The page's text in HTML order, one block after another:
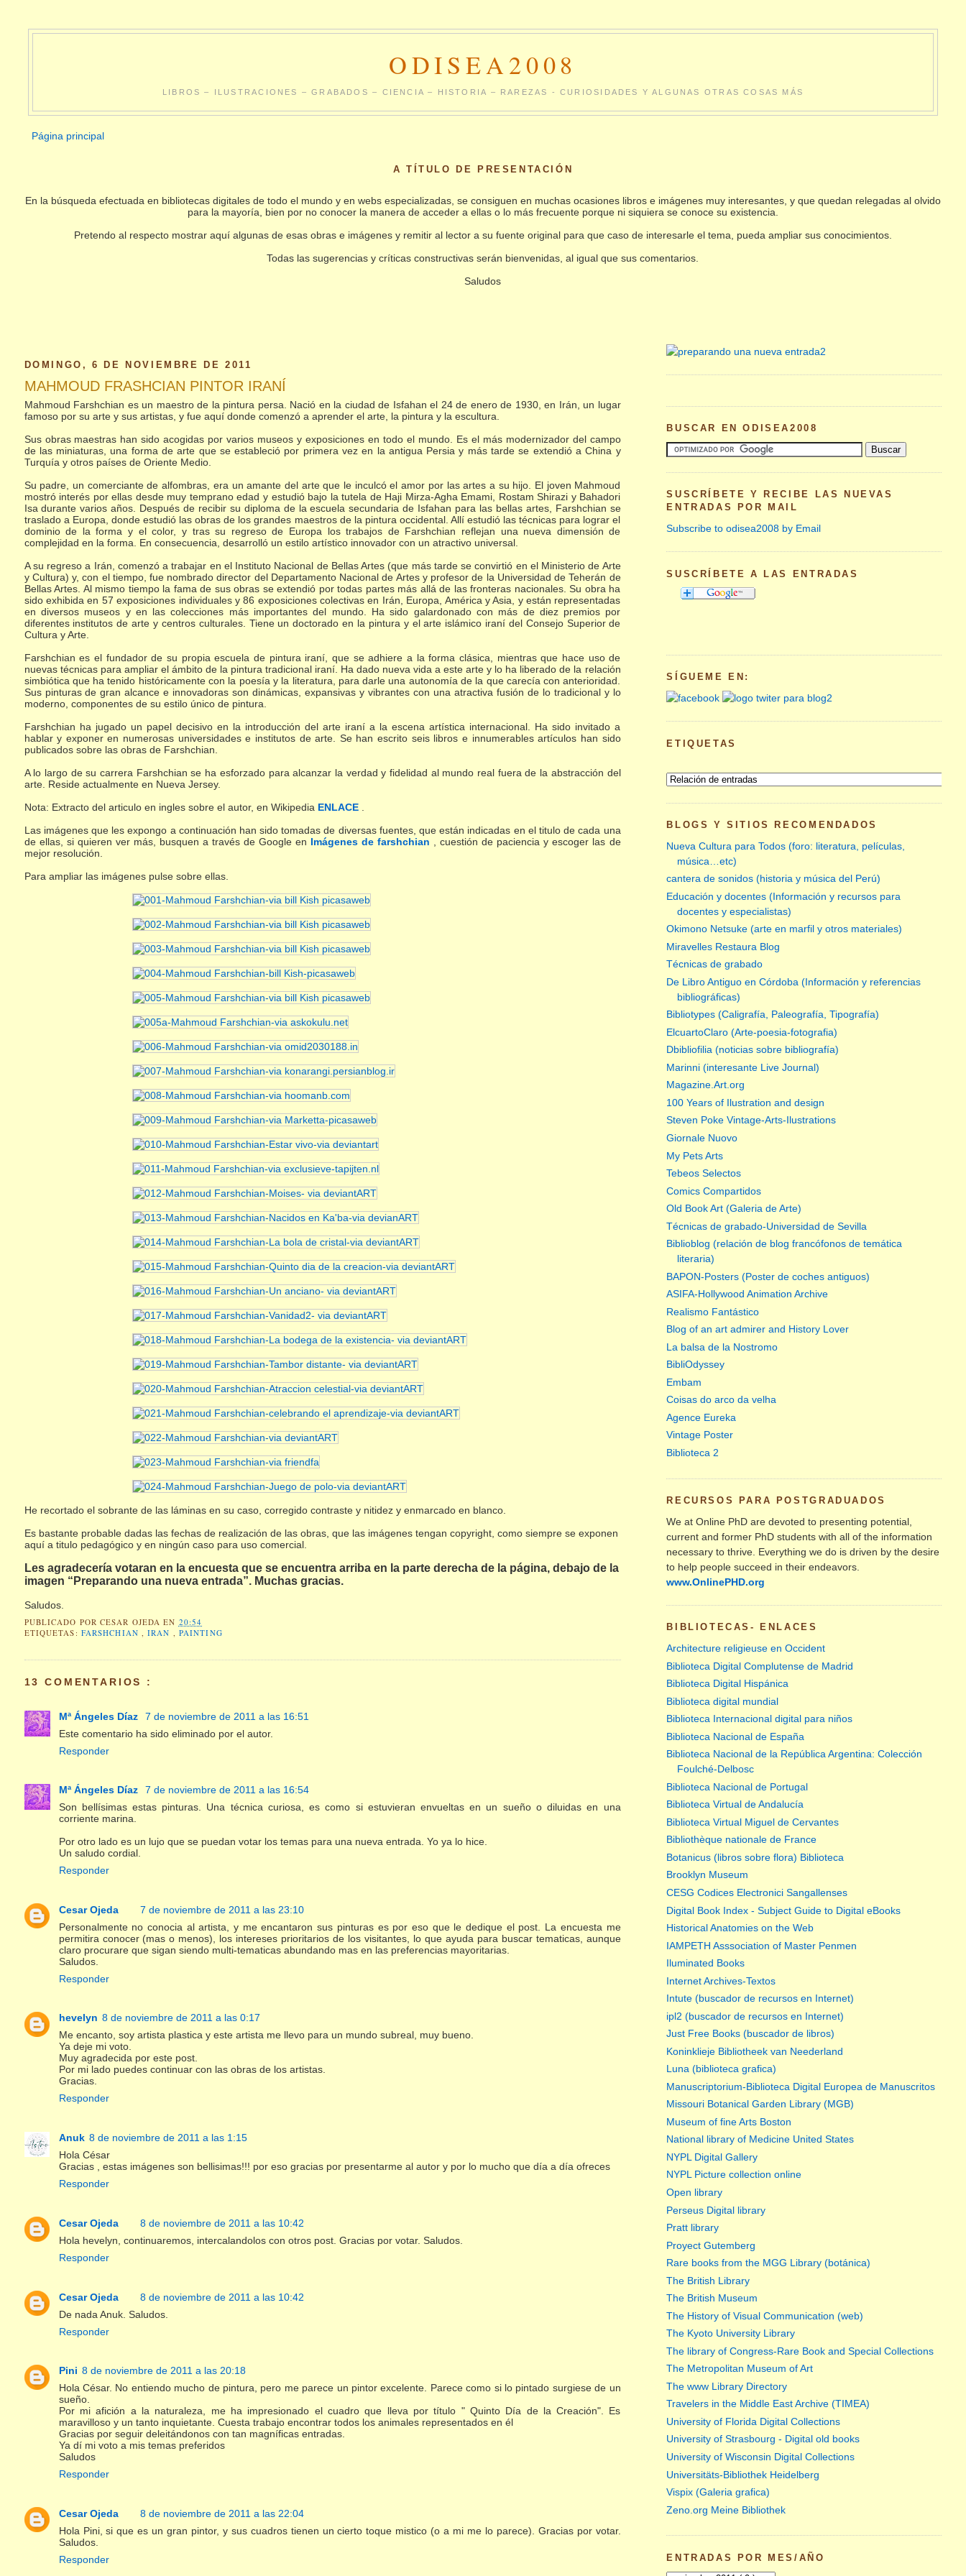
ODISEA2008
LIBROS – ILUSTRACIONES – GRABADOS – CIENCIA – HISTORIA – RAREZAS - CURIOSIDADES Y ALGUNAS OTRAS COSAS MÁS
Página principal
A TÍTULO DE PRESENTACIÓN
En la búsqueda efectuada en bibliotecas digitales de todo el mundo y en webs especializadas, se consiguen en muchas ocasiones libros e imágenes muy interesantes, y que quedan relegadas al olvido
para la mayoría, bien por no conocer la manera de acceder a ellas o lo más frecuente porque ni siquiera se conoce su existencia.
Pretendo al respecto mostrar aquí algunas de esas obras e imágenes y remitir al lector a su fuente original para que caso de interesarle el tema, pueda ampliar sus conocimientos.
Todas las sugerencias y críticas constructivas serán bienvenidas, al igual que sus comentarios.
Saludos
DOMINGO, 6 DE NOVIEMBRE DE 2011
MAHMOUD FRASHCIAN PINTOR IRANÍ
Mahmoud Farshchian es un maestro de la pintura persa. Nació en la ciudad de Isfahan el 24 de enero de 1930, en Irán, un lugar
famoso por su arte y sus artistas, y fue aquí donde comenzó a aprender el arte, la pintura y la escultura.
Sus obras maestras han sido acogidas por varios museos y exposiciones en todo el mundo. Es el más modernizador del campo
de las miniaturas, una forma de arte que se estableció por primera vez en la antigua Persia y más tarde se extendió a China y
Turquía y otros países de Oriente Medio.
Su padre, un comerciante de alfombras, era un amante del arte que le inculcó el amor por las artes a su hijo. El joven Mahmoud
mostró interés por ellas desde muy temprano edad y estudió bajo la tutela de Haji Mirza-Agha Emami, Rostam Shirazi y Bahadori
Isa durante varios años. Después de recibir su diploma de la escuela secundaria de Isfahan para las bellas artes, Farshchian se
traslado a Europa, donde estudió las obras de los grandes maestros de la pintura occidental. Allí estudió las técnicas para lograr el
dominio de la forma y el color, y tras su regreso de Europa los trabajos de Farshchian reflejan una nueva dimensión de
complejidad en la forma. En consecuencia, desarrolló un estilo artístico innovador con un atractivo universal.
A su regreso a Irán, comenzó a trabajar en el Instituto Nacional de Bellas Artes (que más tarde se convirtió en el Ministerio de Arte
y Cultura) y, con el tiempo, fue nombrado director del Departamento Nacional de Artes y profesor de la Universidad de Teherán de
Bellas Artes. Al mismo tiempo la fama de sus obras se extendió por todas partes más allá de las fronteras nacionales. Su obra ha
sido exhibida en 57 exposiciones individuales y 86 exposiciones colectivas en Irán, Europa, América y Asia, y están representadas
en diversos museos y en las colecciones más importantes del mundo. Ha sido galardonado con más de diez premios por
diferentes institutos de arte y centros culturales. Tiene un doctorado en la pintura y el arte islámico iraní del Consejo Superior de
Cultura y Arte.
Farshchian es el fundador de su propia escuela de pintura iraní, que se adhiere a la forma clásica, mientras que hace uso de
nuevas técnicas para ampliar el ámbito de la pintura tradicional iraní. Ha dado nueva vida a este arte y lo ha liberado de la relación
simbiótica que ha tenido históricamente con la poesía y la literatura, para darle una autonomía de la que carecía con anterioridad.
Sus pinturas de gran alcance e innovadoras son dinámicas, expansivas y vibrantes con una atractiva fusión de lo tradicional y lo
moderno, componentes de su estilo único de pintura.
Farshchian ha jugado un papel decisivo en la introducción del arte iraní a la escena artística internacional. Ha sido invitado a
hablar y exponer en numerosas universidades e institutos de arte. Se han escrito seis libros e innumerables artículos han sido
publicados sobre las obras de Farshchian.
A lo largo de su carrera Farshchian se ha esforzado para alcanzar la verdad y fidelidad al mundo real fuera de la abstracción del
arte. Reside actualmente en Nueva Jersey.
Nota: Extracto del articulo en ingles sobre el autor, en Wikipedia ENLACE.
Las imágenes que les expongo a continuación han sido tomadas de diversas fuentes, que están indicadas en el titulo de cada una
de ellas, si quieren ver más, busquen a través de Google en Imágenes de farshchian , cuestión de paciencia y escoger las de
mejor resolución.
Para ampliar las imágenes pulse sobre ellas.
He recortado el sobrante de las láminas en su caso, corregido contraste y nitidez y enmarcado en blanco.
Es bastante probable dadas las fechas de realización de las obras, que las imágenes tengan copyright, como siempre se exponen
aquí a titulo pedagógico y en ningún caso para uso comercial.
Les agradecería votaran en la encuesta que se encuentra arriba en la parte derecha de la página, debajo de la
imagen “Preparando una nueva entrada”. Muchas gracias.
Saludos.
PUBLICADO PORCESAR OJEDAEN 20:54
ETIQUETAS: FARSHCHIAN ,IRAN , PAINTING
13 COMENTARIOS :
Mª Ángeles Díaz
7 de noviembre de 2011 a las 16:51
Este comentario ha sido eliminado por el autor.
Responder
Mª Ángeles Díaz
7 de noviembre de 2011 a las 16:54
Son bellísimas estas pinturas. Una técnica curiosa, es como si estuvieran envueltas en un sueño o diluidas en una
corriente marina.
Por otro lado es un lujo que se puedan votar los temas para una nueva entrada. Yo ya lo hice.
Un saludo cordial.
Responder
Cesar Ojeda
7 de noviembre de 2011 a las 23:10
Personalmente no conocia al artista, y me encantaron sus pinturas es por eso que le dedique el post. La encuesta me
permitira conocer (mas o menos), los intereses prioritarios de los visitantes, lo que ayuda para buscar tematicas, aunque
claro procurare que sigan siendo multi-tematicas abundando mas en las preferencias mayoritarias.
Saludos.
Responder
hevelyn 8 de noviembre de 2011 a las 0:17
Me encanto, soy artista plastica y este artista me llevo para un mundo subreal, muy bueno.
Ya deje mi voto.
Muy agradecida por este post.
Por mi lado puedes continuar con las obras de los artistas.
Gracias.
Responder
Anuk 8 de noviembre de 2011 a las 1:15
Hola César
Gracias , estas imágenes son bellisimas!!! por eso gracias por presentarme al autor y por lo mucho que día a día ofreces
Responder
Cesar Ojeda
8 de noviembre de 2011 a las 10:42
Hola hevelyn, continuaremos, intercalandolos con otros post. Gracias por votar. Saludos.
Responder
Cesar Ojeda
8 de noviembre de 2011 a las 10:42
De nada Anuk. Saludos.
Responder
Pini 8 de noviembre de 2011 a las 20:18
Hola César. No entiendo mucho de pintura, pero me parece un pintor excelente. Parece como si lo pintado surgiese de un
sueño.
Por mi afición a la naturaleza, me ha impresionado el cuadro que lleva por título " Quinto Día de la Creación". Es
maravilloso y un tanto inquietante. Cuesta trabajo encontrar todos los animales representados en él
Gracias por seguir deleitándonos con tan magníficas entradas.
Ya dí mi voto a mis temas preferidos
Saludos
Responder
Cesar Ojeda
8 de noviembre de 2011 a las 22:04
Hola Pini, si que es un gran pintor, y sus cuadros tienen un cierto toque mistico (o a mi me lo parece). Gracias por votar.
Saludos.
Responder
BUSCAR EN ODISEA2008
SUSCRÍBETE Y RECIBE LAS NUEVAS
ENTRADAS POR MAIL
Subscribe to odisea2008 by Email
SUSCRÍBETE A LAS ENTRADAS
SÍGUEME EN:
ETIQUETAS
BLOGS Y SITIOS RECOMENDADOS
Nueva Cultura para Todos (foro: literatura, películas,
música…etc)
cantera de sonidos (historia y música del Perú)
Educación y docentes (Información y recursos para
docentes y especialistas)
Okimono Netsuke (arte en marfil y otros materiales)
Miravelles Restaura Blog
Técnicas de grabado
De Libro Antiguo en Córdoba (Información y referencias
bibliográficas)
Bibliotypes (Caligrafía, Paleografía, Tipografía)
ElcuartoClaro (Arte-poesia-fotografia)
Dbibliofilia (noticias sobre bibliografía)
Marinni (interesante Live Journal)
Magazine.Art.org
100 Years of Ilustration and design
Steven Poke Vintage-Arts-Ilustrations
Giornale Nuovo
My Pets Arts
Tebeos Selectos
Comics Compartidos
Old Book Art (Galeria de Arte)
Técnicas de grabado-Universidad de Sevilla
Biblioblog (relación de blog francófonos de temática
literaria)
BAPON-Posters (Poster de coches antiguos)
ASIFA-Hollywood Animation Archive
Realismo Fantástico
Blog of an art admirer and History Lover
La balsa de la Nostromo
BibliOdyssey
Embam
Coisas do arco da velha
Agence Eureka
Vintage Poster
Biblioteca 2
RECURSOS PARA POSTGRADUADOS
We at Online PhD are devoted to presenting potential,
current and former PhD students with all of the information
necessary to thrive. Everything we do is driven by the desire
to help people succeed in their endeavors.
www.OnlinePHD.org
BIBLIOTECAS- ENLACES
Architecture religieuse en Occident
Biblioteca Digital Complutense de Madrid
Biblioteca Digital Hispánica
Biblioteca digital mundial
Biblioteca Internacional digital para niños
Biblioteca Nacional de España
Biblioteca Nacional de la República Argentina: Colección
Foulché-Delbosc
Biblioteca Nacional de Portugal
Biblioteca Virtual de Andalucía
Biblioteca Virtual Miguel de Cervantes
Bibliothèque nationale de France
Botanicus (libros sobre flora) Biblioteca
Brooklyn Museum
CESG Codices Electronici Sangallenses
Digital Book Index - Subject Guide to Digital eBooks
Historical Anatomies on the Web
IAMPETH Asssociation of Master Penmen
Iluminated Books
Internet Archives-Textos
Intute (buscador de recursos en Internet)
ipl2 (buscador de recursos en Internet)
Just Free Books (buscador de libros)
Koninklieje Bibliotheek van Neederland
Luna (biblioteca grafica)
Manuscriptorium-Biblioteca Digital Europea de Manuscritos
Missouri Botanical Garden Library (MGB)
Museum of fine Arts Boston
National library of Medicine United States
NYPL Digital Gallery
NYPL Picture collection online
Open library
Perseus Digital library
Pratt library
Proyect Gutemberg
Rare books from the MGG Library (botánica)
The British Library
The British Museum
The History of Visual Communication (web)
The Kyoto University Library
The library of Congress-Rare Book and Special Collections
The Metropolitan Museum of Art
The www Library Directory
Travelers in the Middle East Archive (TIMEA)
University of Florida Digital Collections
University of Strasbourg - Digital old books
University of Wisconsin Digital Collections
Universitäts-Bibliothek Heidelberg
Vispix (Galeria grafica)
Zeno.org Meine Bibliothek
ENTRADAS POR MES/AÑO